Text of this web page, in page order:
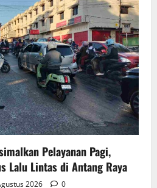
Pelayanan Pagi,
Lalu Lintas di Antang Raya
2026 0